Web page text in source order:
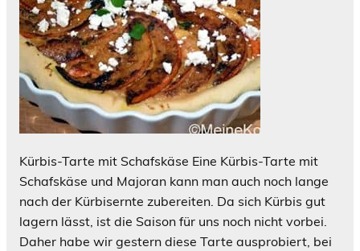
Kürbis-Tarte mit Schafskäse Eine Kürbis-Tarte mit
Schafskäse und Majoran kann man auch noch lange
nach der Kürbisernte zubereiten. Da sich Kürbis gut
lagern lässt, ist die Saison für uns noch nicht vorbei.
Daher habe wir gestern diese Tarte ausprobiert, bei